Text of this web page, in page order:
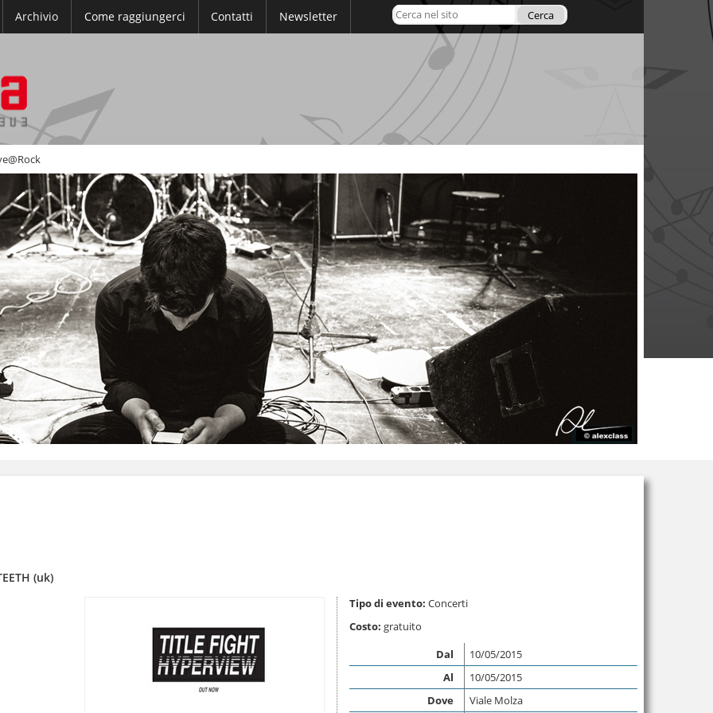
Archivio Come raggiungerci Contatti Newsletter
Cerca nel sito
Ricerca
avanzata…
(uk)
Tipo di evento: Concerti
Costo: gratuito
Dal
10/05/2015
Al
10/05/2015
Dove
Viale Molza